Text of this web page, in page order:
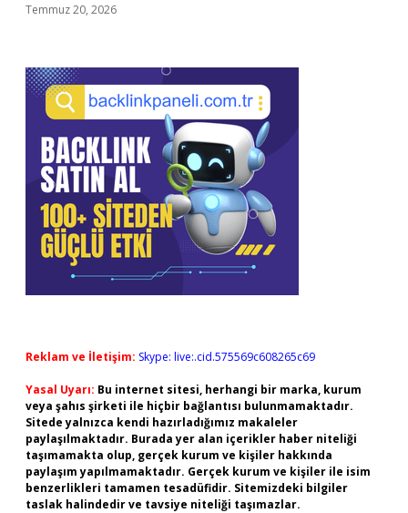
Temmuz 20, 2026
Reklam ve İletişim: Skype: live:.cid.575569c608265c69
Yasal Uyarı: Bu internet sitesi, herhangi bir marka, kurum
veya şahıs şirketi ile hiçbir bağlantısı bulunmamaktadır.
Sitede yalnızca kendi hazırladığımız makaleler
paylaşılmaktadır. Burada yer alan içerikler haber niteliği
taşımamakta olup, gerçek kurum ve kişiler hakkında
paylaşım yapılmamaktadır. Gerçek kurum ve kişiler ile isim
benzerlikleri tamamen tesadüfidir. Sitemizdeki bilgiler
taslak halindedir ve tavsiye niteliği taşımazlar.